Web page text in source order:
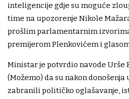
inteligencije gdje su moguće
time na upozorenje Nikole
prošlim parlamentarnim
premijerom Plenkovićem i
Ministar je potvrdio navode Urše
(Možemo) da su nakon
zabranili političko oglašavanje,